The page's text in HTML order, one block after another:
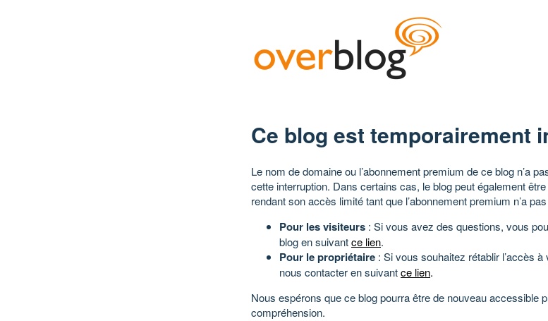
Ce blog est temporairement
Le nom de domaine ou l’abonnement premium de ce blog n’a
cette interruption. Dans certains cas, le blog peut également
rendant son accès limité tant que l’abonnement premium n’a
Pour les visiteurs : Si vous avez des questions, vous
blog en suivantce lien.
Pour le propriétaire : Si vous souhaitez rétablir l’accès
nous contacter en suivantce lien.
Nous espérons que ce blog pourra être de nouveau accessible
compréhension.